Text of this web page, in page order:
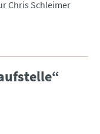
Chris Schleimer